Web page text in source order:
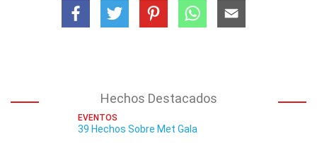
Hechos Destacados
EVENTOS
39 Hechos Sobre Met Gala